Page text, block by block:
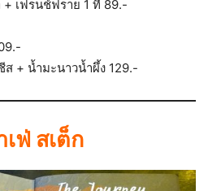
เฟรนช์ฟราย 1 ที่ 89.-
+ น้ำมะนาวน้ำผึ้ง 129.-
ฟ่ สเต็ก